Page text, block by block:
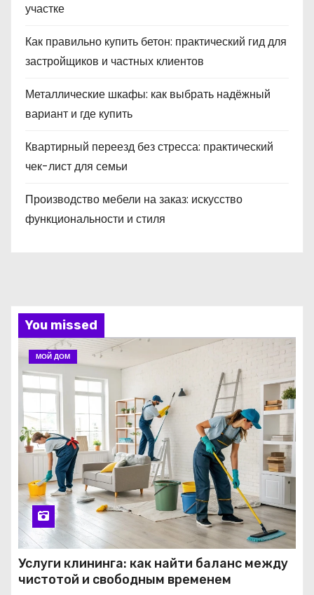
участке
Как правильно купить бетон: практический гид для
застройщиков и частных клиентов
Металлические шкафы: как выбрать надёжный
вариант и где купить
Квартирный переезд без стресса: практический
чек-лист для семьи
Производство мебели на заказ: искусство
функциональности и стиля
You missed
МОЙ ДОМ
Услуги клининга: как найти баланс между
чистотой и свободным временем